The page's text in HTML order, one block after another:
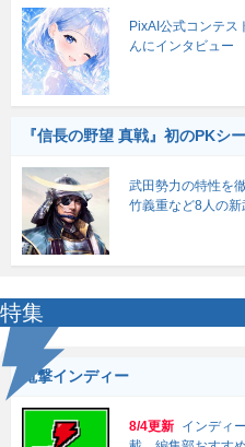
PixAI公式コンテス
んにインタビュー
『信長の野望 真戦』初のPKシ
武田勢力の特性を
竹義重など8人の
特集
電撃インディー
8/4更新 インディ